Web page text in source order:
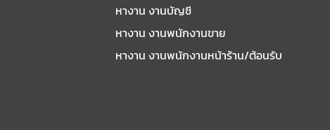
หางาน งานบัญชี
หางาน งานพนักงานขาย
หางาน งานพนักงานหน้าร้าน/ต้อนรับ